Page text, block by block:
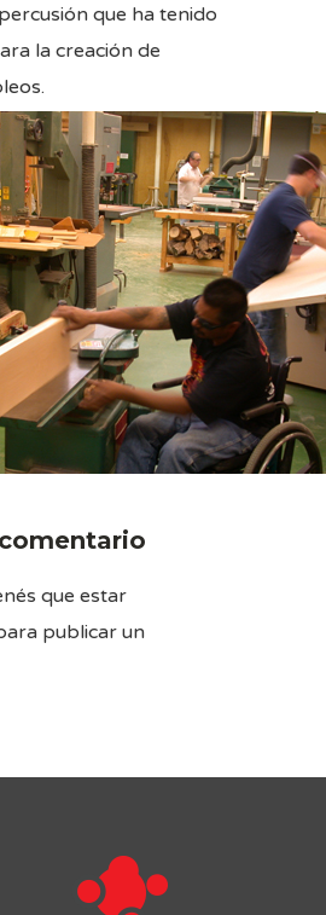
que ha tenido
la creación de
que estar
publicar un